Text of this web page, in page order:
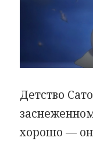
Детство
хорошо — он